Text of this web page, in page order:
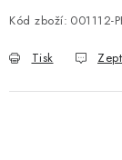
Kód zboží: 001112-
Tisk